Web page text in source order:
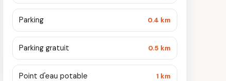
Parking 0.4 km
Parking gratuit 0.5 km
Point d'eau potable 1 km